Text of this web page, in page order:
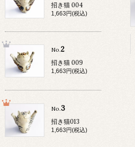
招き猫 004
1,663円(税込)
No.2
招き猫 009
1,663円(税込)
No.3
招き猫013
1,663円(税込)